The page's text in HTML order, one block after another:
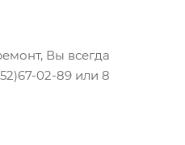
Вы всегда
02-89 или 8